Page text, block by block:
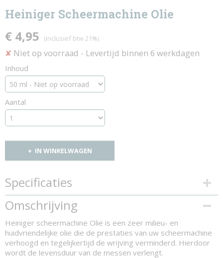
Heiniger Scheermachine Olie
€ 4,95 (inclusief btw 21%)
✘ Niet op voorraad - Levertijd binnen 6 werkdagen
Inhoud
Aantal
IN WINKELWAGEN
Specificaties
Productcode
1216-10686
Omschrijving
Heiniger scheermachine Olie is een zeer milieu- en
huidvriendelijke olie die de prestaties van uw scheermachine
verhoogd en tegelijkertijd de wrijving verminderd. Hierdoor
wordt de levensduur van de messen verlengt.